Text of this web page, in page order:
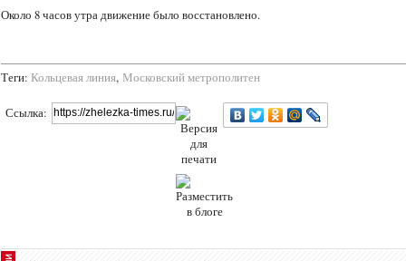
Около 8 часов утра движение было восстановлено.
Теги: Кольцевая линия, Московский метрополитен
Ссылка: